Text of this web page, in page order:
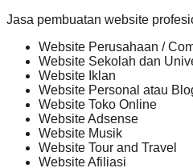
Jasa pembuatan website
Website Perusahaan /
Website Sekolah dan
Website Iklan
Website Personal atau
Website Toko Online
Website Adsense
Website Musik
Website Tour and Travel
Website Afiliasi